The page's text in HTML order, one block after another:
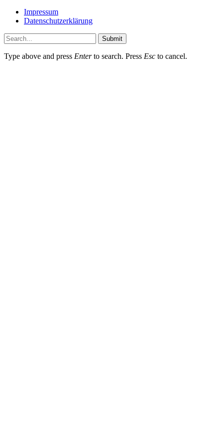
Impressum
Datenschutzerklärung
Submit
Type above and press Enterto search. Press Esc to cancel.